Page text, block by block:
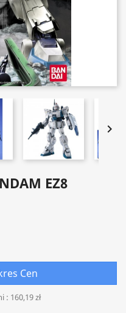

EZ8
Cen
: 160,19 zł